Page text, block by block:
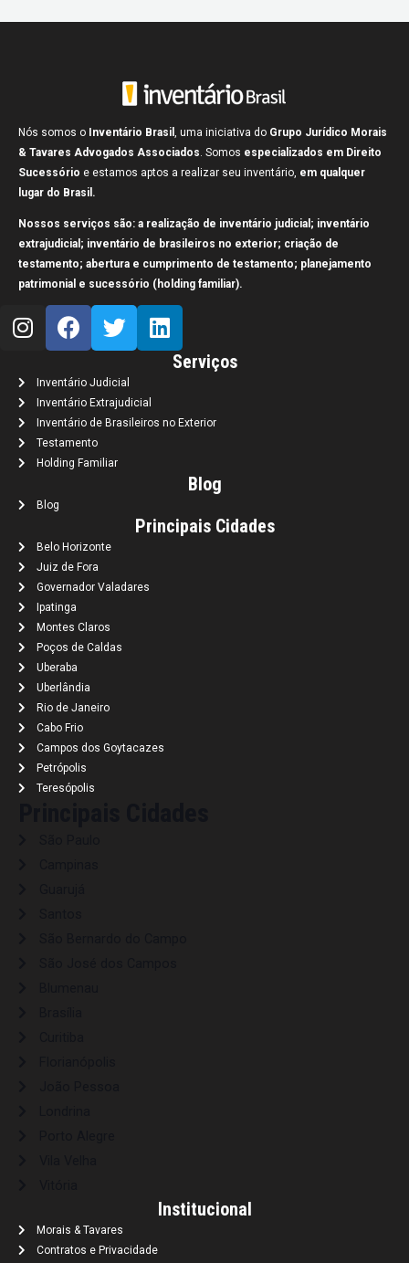
Nós somos o Inventário Brasil , uma iniciativa do Grupo Jurídico Morais
& Tavares Advogados Associados . Somos especializados em Direito
Sucessório e estamos aptos a realizar seu inventário, em qualquer
lugar do Brasil.
Nossos serviços são: a realização de inventário judicial; inventário
extrajudicial; inventário de brasileiros no exterior; criação de
testamento; abertura e cumprimento de testamento; planejamento
patrimonial e sucessório (holding familiar).
Serviços
Inventário Judicial
Inventário Extrajudicial
Inventário de Brasileiros no Exterior
Testamento
Holding Familiar
Blog
Blog
Principais Cidades
Belo Horizonte
Juiz de Fora
Governador Valadares
Ipatinga
Montes Claros
Poços de Caldas
Uberaba
Uberlândia
Rio de Janeiro
Cabo Frio
Campos dos Goytacazes
Petrópolis
Teresópolis
Institucional
Morais & Tavares
Contratos e Privacidade